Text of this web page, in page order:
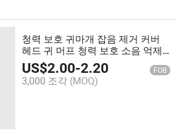
청력 보호 귀마개 잡음 제거 커버
헤드 귀 머프 청력 보호 소음 억제
귀 가리개
US$2.00-2.20 FOB
3,000 조각 (MOQ)